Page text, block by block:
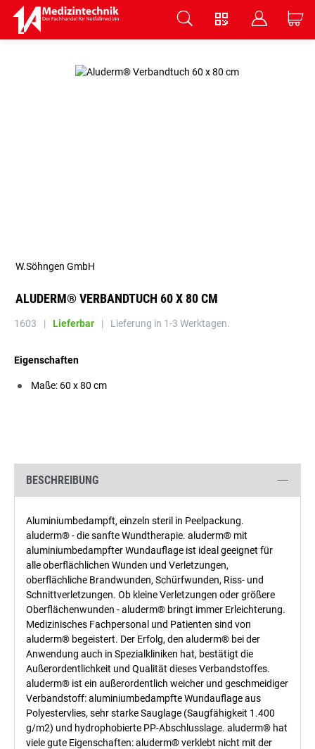
V B C
ALUDERM® VERBANDTUCH 60 X 80 CM
W.Söhngen GmbH
1603 | Lieferbar | Lieferung in 1-3 Werktagen.
Eigenschaften
Maße: 60 x 80 cm
BESCHREIBUNG
Aluminiumbedampft, einzeln steril in Peelpackung.
aluderm® - die sanfte Wundtherapie. aluderm® mit
aluminiumbedampfter Wundauflage ist ideal geeignet für
alle oberflächlichen Wunden und Verletzungen,
oberflächliche Brandwunden, Schürfwunden, Riss- und
Schnittverletzungen. Ob kleine Verletzungen oder größere
Oberflächenwunden - aluderm® bringt immer Erleichterung.
Medizinisches Fachpersonal und Patienten sind von
aluderm® begeistert. Der Erfolg, den aluderm® bei der
Anwendung auch in Spezialkliniken hat, bestätigt die
Außerordentlichkeit und Qualität dieses Verbandstoffes.
aluderm® ist ein außerordentlich weicher und geschmeidiger
Verbandstoff: aluminiumbedampfte Wundauflage aus
Polyestervlies, sehr starke Sauglage (Saugfähigkeit 1.400
g/m2) und hydrophobierte PP-Abschlusslage. aluderm® hat
viele gute Eigenschaften: aluderm® verklebt nicht mit der